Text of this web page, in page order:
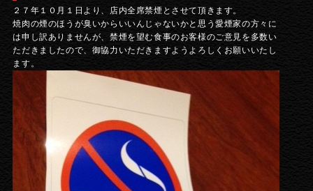
２７年１０月１日より、店内全席禁煙とさせて頂きます。
焼肉の煙のほうが臭いからいいんじゃないかと思う愛煙家の方々に
は申し訳ありませんが、禁煙を望む食事のお客様のご意見を多数い
ただきましたので、御協力いただきますようよろしくお願いいたし
ます。